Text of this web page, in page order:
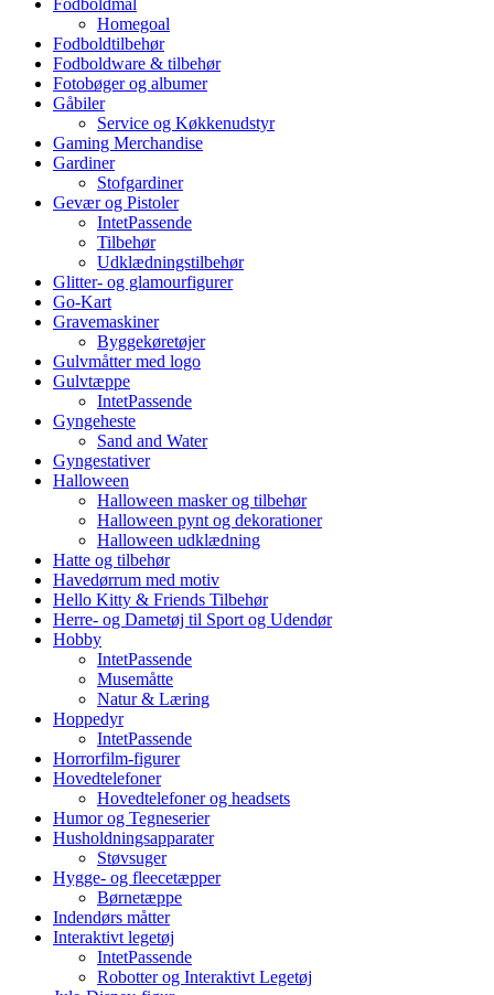
Homegoal
Fodboldtilbehør
Fodboldware & tilbehør
Fotobøger og albumer
Gåbiler
Service og Køkkenudstyr
Gaming Merchandise
Gardiner
Stofgardiner
Gevær og Pistoler
IntetPassende
Tilbehør
Udklædningstilbehør
Glitter- og glamourfigurer
Go-Kart
Gravemaskiner
Byggekøretøjer
Gulvmåtter med logo
Gulvtæppe
IntetPassende
Gyngeheste
Sand and Water
Gyngestativer
Halloween
Halloween masker og tilbehør
Halloween pynt og dekorationer
Halloween udklædning
Hatte og tilbehør
Havedørrum med motiv
Hello Kitty & Friends Tilbehør
Herre- og Dametøj til Sport og Udendør
Hobby
IntetPassende
Musemåtte
Natur & Læring
Hoppedyr
IntetPassende
Horrorfilm-figurer
Hovedtelefoner
Hovedtelefoner og headsets
Humor og Tegneserier
Husholdningsapparater
Støvsuger
Hygge- og fleecetæpper
Børnetæppe
Indendørs måtter
Interaktivt legetøj
IntetPassende
Robotter og Interaktivt Legetøj